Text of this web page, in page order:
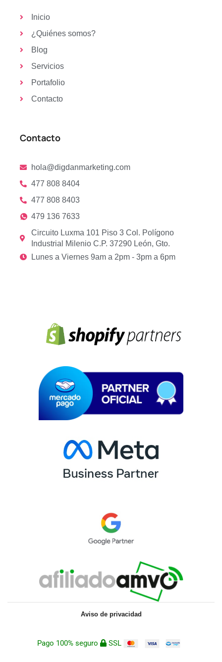
Inicio
¿Quiénes somos?
Blog
Servicios
Portafolio
Contacto
Contacto
hola@digdanmarketing.com
477 808 8404
477 808 8403
479 136 7633
Circuito Luxma 101 Piso 3 Col. Polígono
Industrial Milenio C.P. 37290 León, Gto.
Lunes a Viernes 9am a 2pm - 3pm a 6pm
Aviso de privacidad
Pago 100% seguro SSL